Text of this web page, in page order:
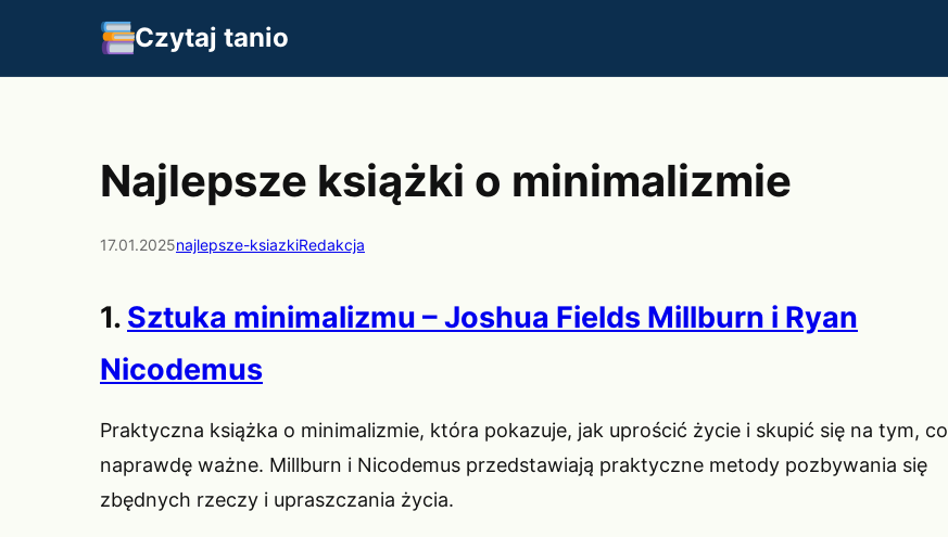
Czytaj tanio
Najlepsze książki o minimalizmie
17.01.2025najlepsze-ksiazkiRedakcja
1. Sztuka minimalizmu – Joshua Fields Millburn i Ryan
Nicodemus
Praktyczna książka o minimalizmie, która pokazuje, jak uprościć życie i skupić się na tym, co
naprawdę ważne. Millburn i Nicodemus przedstawiają praktyczne metody pozbywania się
zbędnych rzeczy i upraszczania życia.